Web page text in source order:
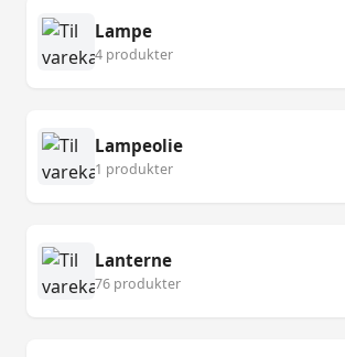
Lampe
4 produkter
Lampeolie
1 produkter
Lanterne
76 produkter